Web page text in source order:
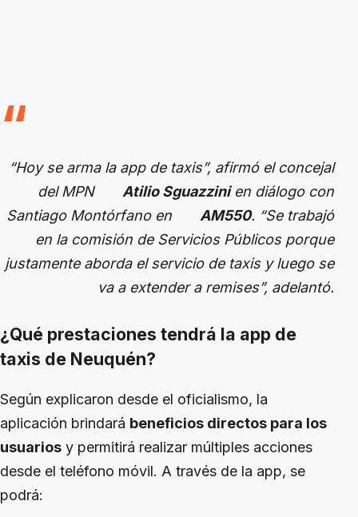
“Hoy se arma la app de taxis”, afirmó el concejal
del MPN
Atilio Sguazzinien diálogo con
Santiago Montórfano en
AM550. “Se trabajó
en la comisión de Servicios Públicos porque
justamente aborda el servicio de taxis y luego se
va a extender a remises”, adelantó.
¿Qué prestaciones tendrá la app de
taxis de Neuquén?
Según explicaron desde el oficialismo, la
aplicación brindará beneficios directos para los
usuarios y permitirá realizar múltiples acciones
desde el teléfono móvil. A través de la app, se
podrá: